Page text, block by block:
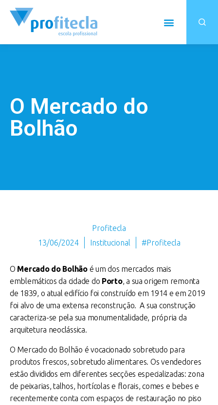
O Mercado do
Bolhão
Profitecla
13/06/2024
Institucional #Profitecla
O Mercado do Bolhãoé um dos mercados mais
emblemáticos da cidade do Porto, a sua origem remonta
de 1839, o atual edifício foi construído em 1914 e em 2019
foi alvo de uma extensa reconstrução. A sua construção
caracteriza-se pela sua monumentalidade, própria da
arquitetura neoclássica.
O Mercado do Bolhão é vocacionado sobretudo para
produtos frescos, sobretudo alimentares. Os vendedores
estão divididos em diferentes secções especializadas: zona
de peixarias, talhos, hortícolas e florais, comes e bebes e
recentemente conta com espaços de restauração no piso